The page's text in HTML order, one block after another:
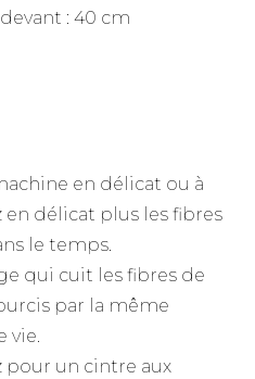
: 40 cm
en délicat ou à
en délicat plus les fibres
le temps.
qui cuit les fibres de
par la même
vie.
pour un cintre aux